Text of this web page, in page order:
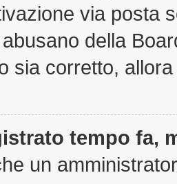
via posta
della
sia corretto,
tempo fa,
un